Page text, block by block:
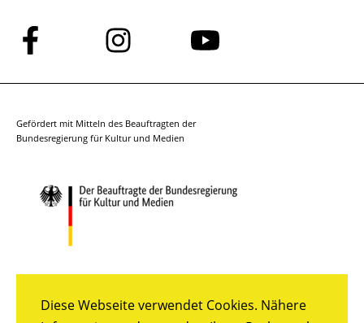
Diese Webseite verwendet Cookies. Nähere
Folge
uns
auf
Folge
uns
auf
Folge
auf
Gefördert mit Mitteln des Beauftragten der
Bundesregierung für Kultur und Medien